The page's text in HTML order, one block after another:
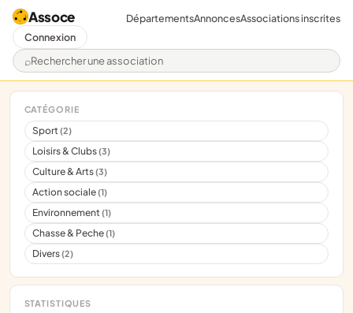
Assoce
Rechercher une association
DépartementsAnnoncesAssociations inscrites
Connexion
CATÉGORIE
Sport(2)
Loisirs & Clubs(3)
Culture & Arts(3)
Action sociale(1)
Environnement(1)
Chasse & Peche(1)
Divers(2)
STATISTIQUES